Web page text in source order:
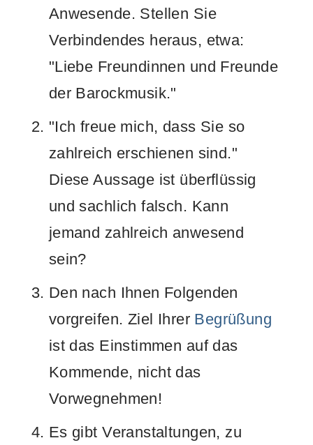
Anwesende. Stellen Sie
Verbindendes heraus, etwa:
"Liebe Freundinnen und Freunde
der Barockmusik."
"Ich freue mich, dass Sie so
zahlreich erschienen sind."
Diese Aussage ist überflüssig
und sachlich falsch. Kann
jemand zahlreich anwesend
sein?
Den nach Ihnen Folgenden
vorgreifen. Ziel Ihrer Begrüßung
ist das Einstimmen auf das
Kommende, nicht das
Vorwegnehmen!
Es gibt Veranstaltungen, zu